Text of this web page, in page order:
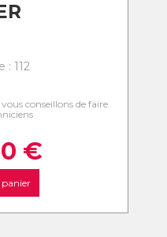
: 112
conseillons de faire
€